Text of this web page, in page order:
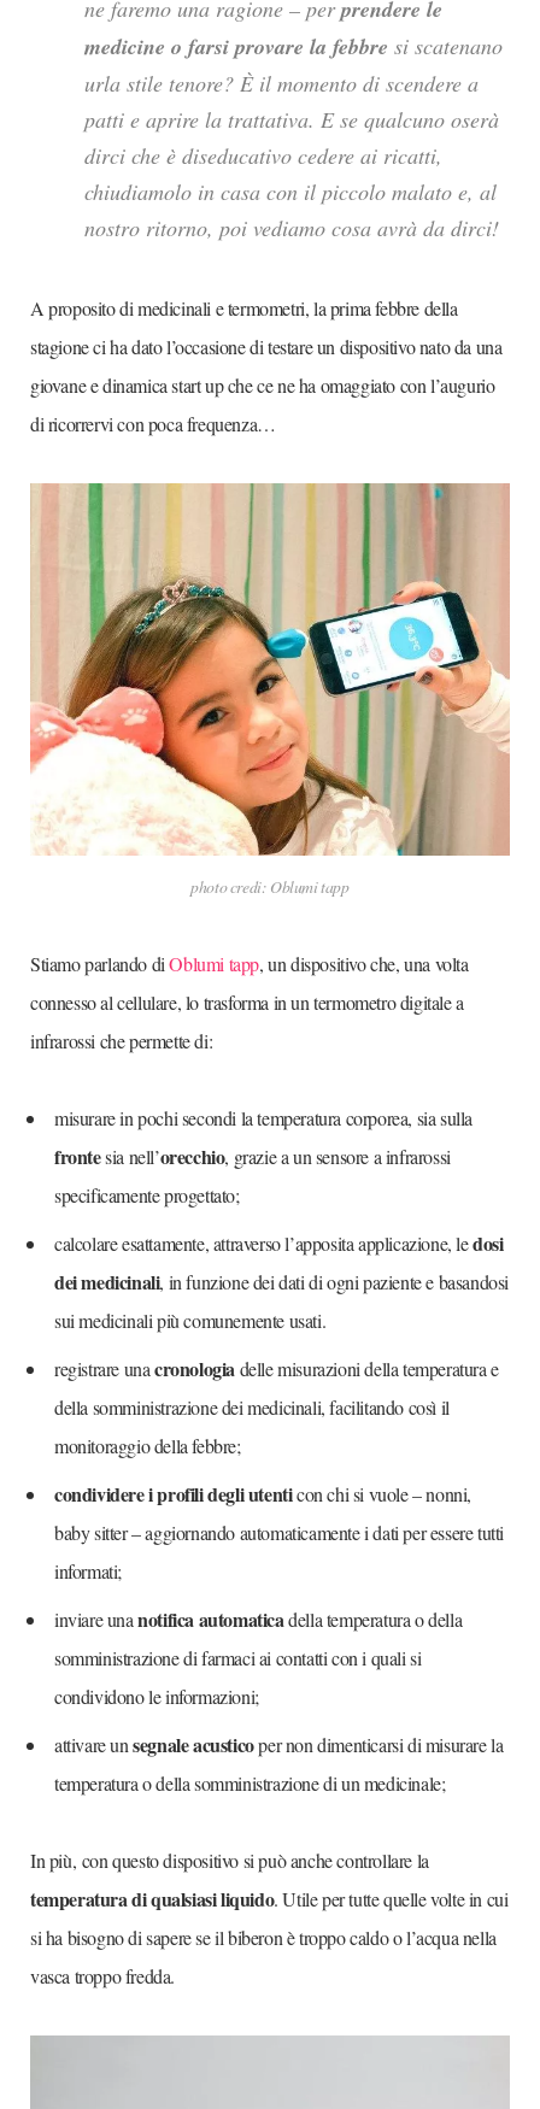
ne faremo una ragione – perprendere le
medicine o farsi provare la febbre si scatenano
urla stile tenore? È il momento di scendere a
patti e aprire la trattativa. E se qualcuno oserà
dirci che è diseducativo cedere ai ricatti,
chiudiamolo in casa con il piccolo malato e, al
nostro ritorno, poi vediamo cosa avrà da dirci!
A proposito di medicinali e termometri, la prima febbre della
stagione ci ha dato l’occasione di testare un dispositivo nato da una
giovane e dinamica start up che ce ne ha omaggiato con l’augurio
di ricorrervi con poca frequenza…
photo credi: Oblumi tapp
Stiamo parlando diOblumi tapp, un dispositivo che, una volta
connesso al cellulare, lo trasforma in un termometro digitale a
infrarossi che permette di:
misurare in pochi secondi la temperatura corporea, sia sulla
frontesia nell’orecchio, grazie a un sensore a infrarossi
specificamente progettato;
calcolare esattamente, attraverso l’apposita applicazione, ledosi
dei medicinali, in funzione dei dati di ogni paziente e basandosi
sui medicinali più comunemente usati.
registrare unacronologia delle misurazioni della temperatura e
della somministrazione dei medicinali, facilitando così il
monitoraggio della febbre;
condividere i profili degli utenticon chi si vuole – nonni,
baby sitter – aggiornando automaticamente i dati per essere tutti
informati;
inviare unanotifica automaticadella temperatura o della
somministrazione di farmaci ai contatti con i quali si
condividono le informazioni;
attivare unsegnale acusticoper non dimenticarsi di misurare la
temperatura o della somministrazione di un medicinale;
In più, con questo dispositivo si può anche controllare la
temperatura di qualsiasi liquido. Utile per tutte quelle volte in cui
si ha bisogno di sapere se il biberon è troppo caldo o l’acqua nella
vasca troppo fredda.